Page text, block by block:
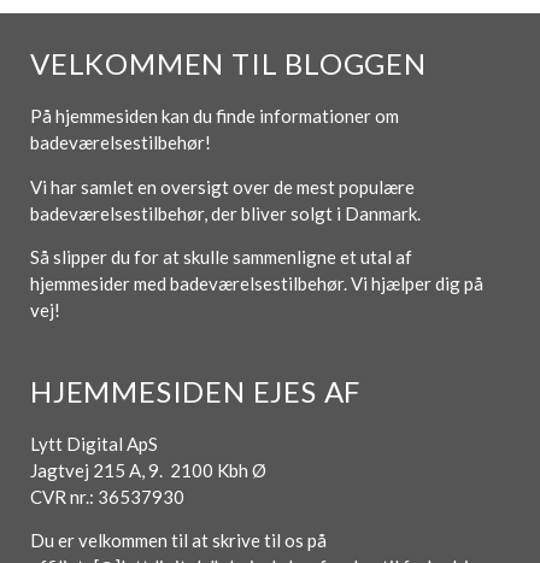
VELKOMMEN TIL BLOGGEN
På hjemmesiden kan du finde informationer om
badeværelsestilbehør!
Vi har samlet en oversigt over de mest populære
badeværelsestilbehør, der bliver solgt i Danmark.
Så slipper du for at skulle sammenligne et utal af
hjemmesider med badeværelsestilbehør. Vi hjælper dig på
vej!
HJEMMESIDEN EJES AF
Lytt Digital ApS
Jagtvej 215 A, 9. 2100 Kbh Ø
CVR nr.: 36537930
Du er velkommen til at skrive til os på